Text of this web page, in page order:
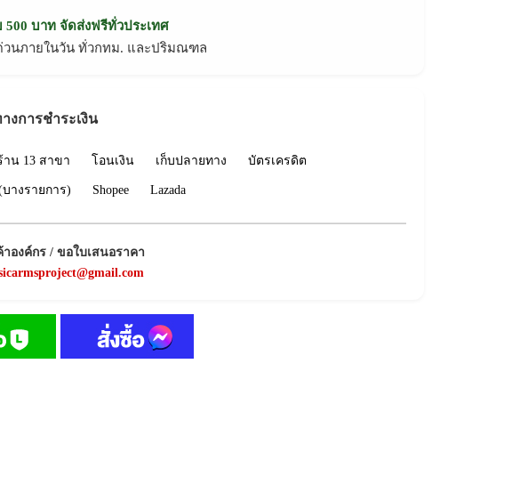
500 บาท จัดส่งฟรีทั่วประเทศ
วนภายในวัน ทั่วกทม. และปริมณฑล
งการชำระเงิน
น 13 สาขา โอนเงิน เก็บปลายทาง บัตรเครดิต
างรายการ) Shopee Lazada
าองค์กร / ขอใบเสนอราคา